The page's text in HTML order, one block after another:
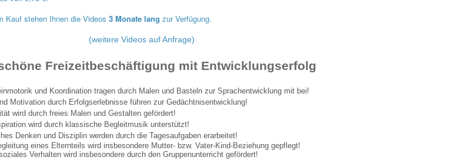
Kauf stehen Ihnen die Videos 3 Monate lang zur Verfügung.
(weitere Videos auf Anfrage)
Freizeitbeschäftigung mit Entwicklungserfolg
und Koordination tragen durch Malen und Basteln zur Sprachentwicklung mit bei!
Motivation durch Erfolgserlebnisse führen zur Gedächtnisentwicklung!
wird durch freies Malen und Gestalten gefördert!
wird durch klassische Begleitmusik unterstützt!
Denken und Disziplin werden durch die Tagesaufgaben erarbeitet!
eines Elternteils wird insbesondere Mutter- bzw. Vater-Kind-Beziehung gepflegt!
Verhalten wird insbesondere durch den Gruppenunterricht gefördert!